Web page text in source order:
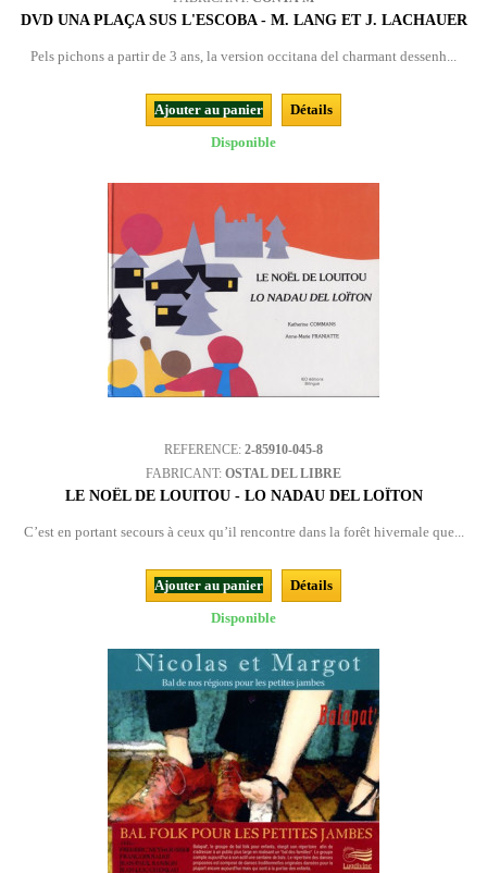
DVD UNA PLAÇA SUS L'ESCOBA - M. LANG ET J. LACHAUER
Pels pichons a partir de 3 ans, la version occitana del charmant dessenh...
Ajouter au panier
Détails
Disponible
REFERENCE: 2-85910-045-8
FABRICANT: OSTAL DEL LIBRE
LE NOËL DE LOUITOU - LO NADAU DEL LOÏTON
C’est en portant secours à ceux qu’il rencontre dans la forêt hivernale que...
Ajouter au panier
Détails
Disponible